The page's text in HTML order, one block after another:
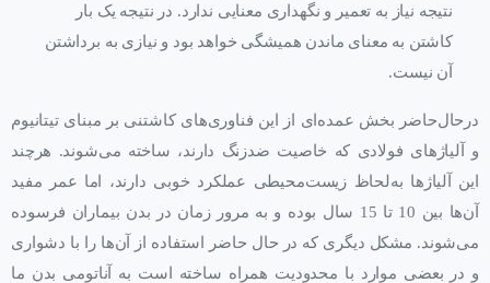
نتیجه نیاز به تعمیر و نگهداری معنایی ندارد. در نتیجه یک بار
کاشتن به معنای ماندن همیشگی خواهد بود و نیازی به برداشتن
آن نیست.
درحال‌حاضر بخش عمده‌ای از این فناوری‌های کاشتنی بر مبنای تیتانیوم
و آلیاژهای فولادی که خاصیت ضد‌زنگ دارند، ساخته می‌شوند. هرچند
این آلیاژها به‌لحاظ زیست‌محیطی عملکرد خوبی دارند، اما عمر مفید
آن‌ها بین 10 تا 15 سال بوده و به مرور زمان در بدن بیماران فرسوده
می‌شوند. مشکل دیگری که در حال حاضر استفاده از آن‌ها را با دشواری
و در بعضی موارد با محدودیت همراه ساخته است به آناتومی بدن ما